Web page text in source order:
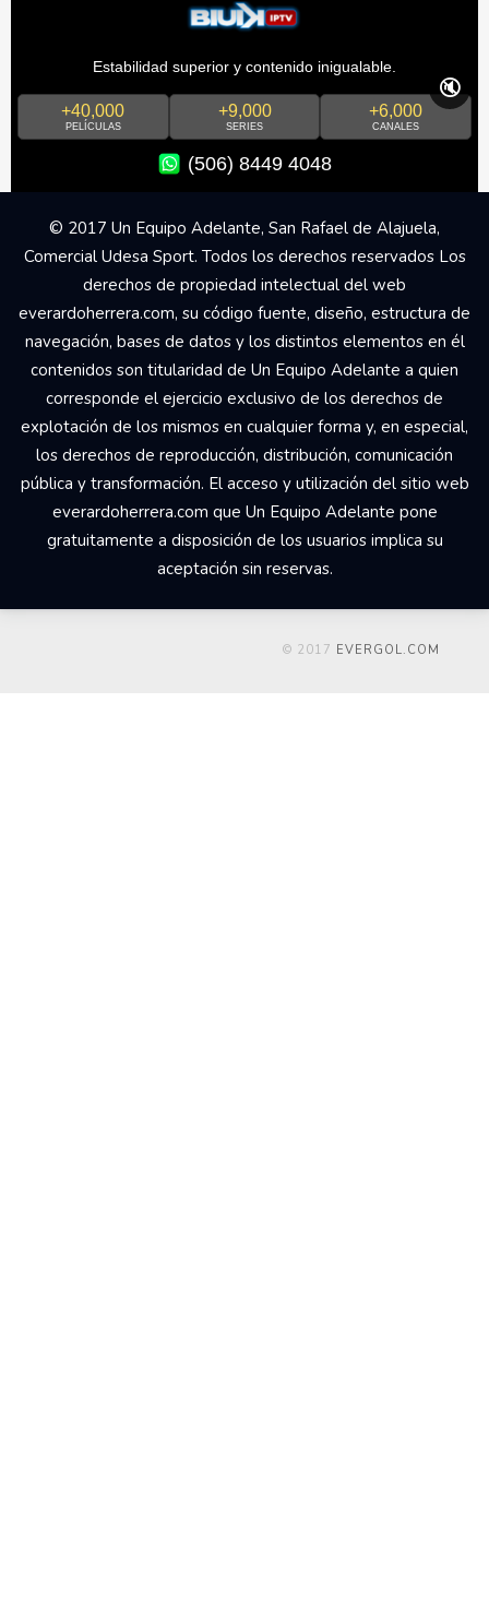
Estabilidad superior y contenido inigualable.
+40,000
PELÍCULAS
+9,000
SERIES
+6,000
CANALES
(506) 8449 4048
🔇
© 2017 Un Equipo Adelante, San Rafael de Alajuela,
Comercial Udesa Sport. Todos los derechos reservados Los
derechos de propiedad intelectual del web
everardoherrera.com, su código fuente, diseño, estructura de
navegación, bases de datos y los distintos elementos en él
contenidos son titularidad de Un Equipo Adelante a quien
corresponde el ejercicio exclusivo de los derechos de
explotación de los mismos en cualquier forma y, en especial,
los derechos de reproducción, distribución, comunicación
pública y transformación. El acceso y utilización del sitio web
everardoherrera.com que Un Equipo Adelante pone
gratuitamente a disposición de los usuarios implica su
aceptación sin reservas.
© 2017 EVERGOL.COM